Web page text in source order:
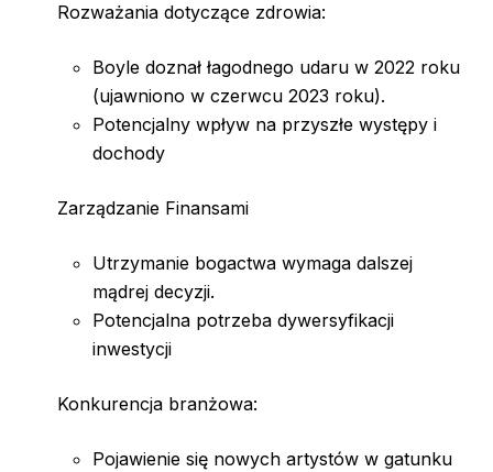
Rozważania dotyczące zdrowia:
Boyle doznał łagodnego udaru w 2022 roku
(ujawniono w czerwcu 2023 roku).
Potencjalny wpływ na przyszłe występy i
dochody
Zarządzanie Finansami
Utrzymanie bogactwa wymaga dalszej
mądrej decyzji.
Potencjalna potrzeba dywersyfikacji
inwestycji
Konkurencja branżowa:
Pojawienie się nowych artystów w gatunku